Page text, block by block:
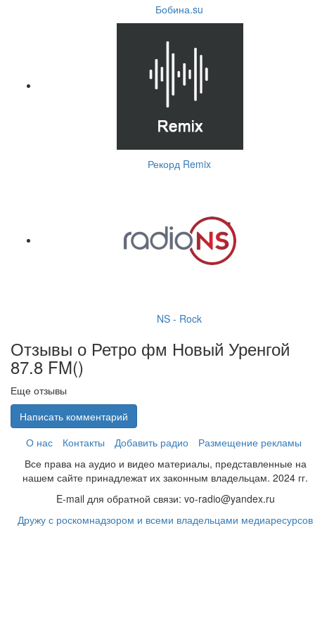
Бобина.su
Рекорд Remix
NS - Rock
Отзывы о Ретро фм Новый Уренгой
87.8 FM()
Еще отзывы
Написать комментарий
О нас
Контакты Добавить радио
Размещение рекламы
Все права на аудио и видео материалы, представленные на
нашем сайте принадлежат их законным владельцам. 2024 гг.
E-mail для обратной связи: vo-radio@yandex.ru
Дружу с роскомнадзором и всеми владельцами медиаресурсов